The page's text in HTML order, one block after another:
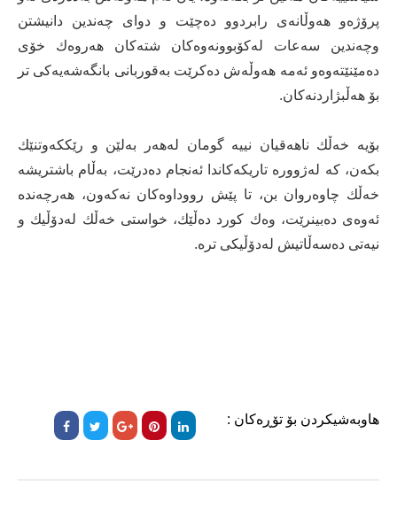
پرۆژەو هەوڵانەی رابردوو دەچێت و دوای چەندین دانیشتن
وچەندین سەعات لەكۆبوونەوەكان شتەكان هەروەك خۆی
دەمێنێتەوەو ئەمە هەوڵەش دەكرێت بەقوربانی بانگەشەیەكی تر
بۆ هەڵبژاردنەكان.
‎بۆیە خەڵك ناهەقیان نییە گومان لەهەر بەلێن و رێككەوتنێك
بكەن، كە لەژوورە تاریكەكاندا ئەنجام دەدرێت، بەڵام باشتریشە
خەڵك چاوەروان بن، تا پێش رووداوەكان نەكەون، هەرچەندە
ئەوەی دەبینرێت، وەك كورد دەڵێك، خواستی خەڵك لەدۆڵیك و
نیەتی دەسەڵاتیش لەدۆڵیكی ترە.
هاوبەشیکردن بۆ تۆڕەکان :